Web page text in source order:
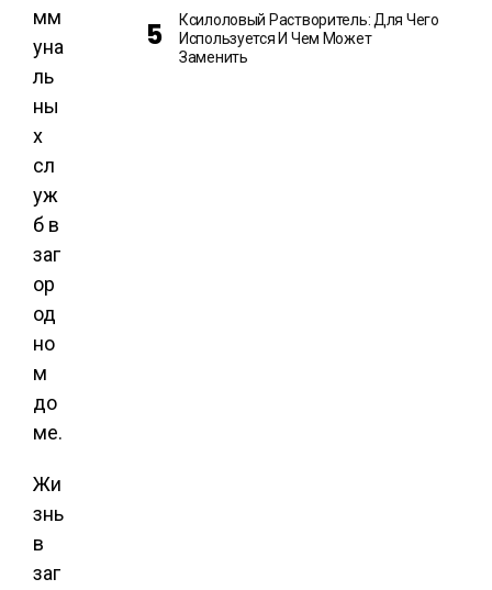
мм
уна
ль
ны
х
сл
уж
б в
заг
ор
од
но
м
до
ме.
Жи
знь
в
заг
Ксилоловый Растворитель: Для Чего
Используется И Чем Может
Заменить